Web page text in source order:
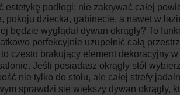
podłogi: nie zakrywać całej
pokoju dziecka, gabinecie, a nawet w
będzie wyglądał dywan okrągły? To
perfekcyjnie uzupełnić całą
często brakujący element dekoracyjny
Jeśli posiadasz okrągły stół
nie tylko do stołu, ale całej strefy
sprawdzi się większy dywan